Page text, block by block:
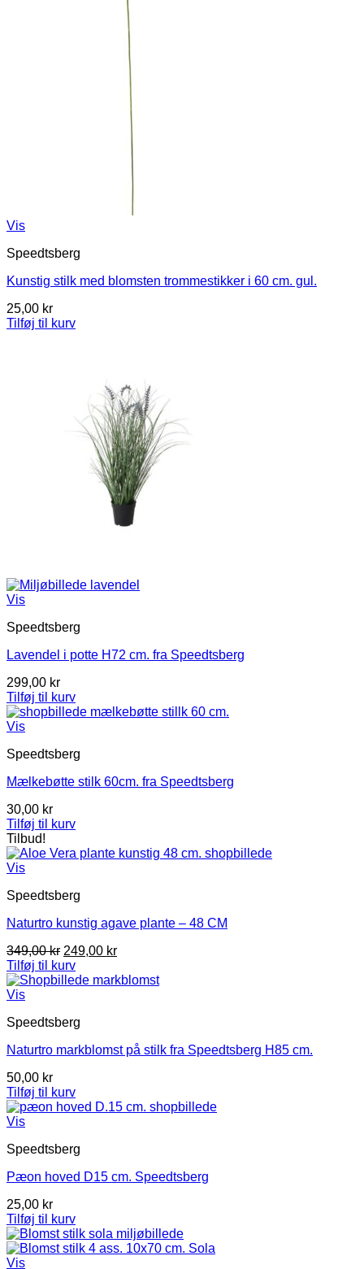
Vis
Speedtsberg
Kunstig stilk med blomsten trommestikker i 60 cm. gul.
25,00 kr
Tilføj til kurv
Vis
Speedtsberg
Lavendel i potte H72 cm. fra Speedtsberg
299,00 kr
Tilføj til kurv
Vis
Speedtsberg
Mælkebøtte stilk 60cm. fra Speedtsberg
30,00 kr
Tilføj til kurv
Tilbud!
Vis
Speedtsberg
Naturtro kunstig agave plante – 48 CM
349,00kr Den
oprindelige
pris
249,00 krDen
pris
Tilføj til kurv
Vis
Speedtsberg
Naturtro markblomst på stilk fra Speedtsberg H85 cm.
50,00 kr
Tilføj til kurv
Vis
Speedtsberg
Pæon hoved D15 cm. Speedtsberg
25,00 kr
Tilføj til kurv
Vis